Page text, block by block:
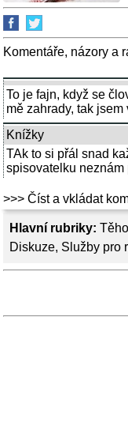
Hlavní rubriky:
Diskuze, Služby pro
Komentáře, názory a
To je fajn, když se
mě zahrady, tak
Knížky
TAk to si přál snad
spisovatelku
>>> Číst a vkládat